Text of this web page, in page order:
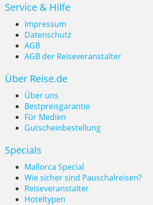
Service & Hilfe
Impressum
Datenschutz
AGB
AGB der Reiseveranstalter
Über Reise.de
Über uns
Bestpreisgarantie
Für Medien
Gutscheinbestellung
Specials
Mallorca Special
Wie sicher sind Pauschalreisen?
Reiseveranstalter
Hoteltypen